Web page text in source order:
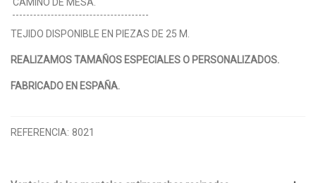
TEJIDO DISPONIBLE EN PIEZAS DE 25 M.
REALIZAMOS TAMAÑOS ESPECIALES O PERSONALIZADOS.
FABRICADO EN ESPAÑA.
REFERENCIA: 8021